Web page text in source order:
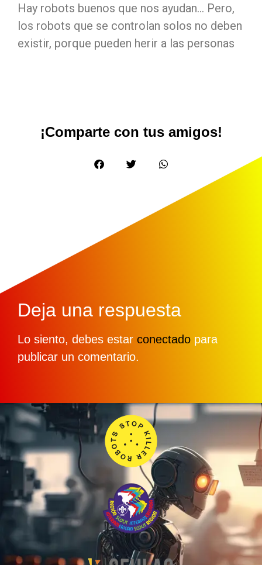
Hay robots buenos que nos ayudan… Pero,
los robots que se controlan solos no deben
existir, porque pueden herir a las personas
¡Comparte con tus amigos!
Deja una respuesta
Lo siento, debes estar conectado para
publicar un comentario.